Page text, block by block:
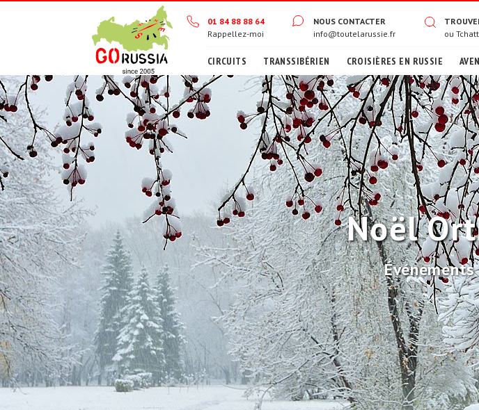
01 84 88 88 64
Rappellez-moi
NOUS CONTACTER
info@toutelarussie.fr
ou
CIRCUITS TRANSSIBÉRIEN CROISIÈRES EN RUSSIE
Noël